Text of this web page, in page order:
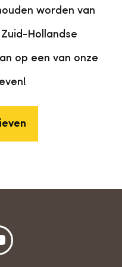
worden van
Hollandse
op een van onze